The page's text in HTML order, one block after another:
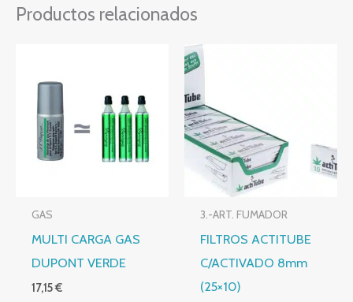
Productos relacionados
GAS
MULTI CARGA GAS
DUPONT VERDE
17,15€
3.-ART. FUMADOR
FILTROS ACTITUBE
C/ACTIVADO 8mm
(25×10)